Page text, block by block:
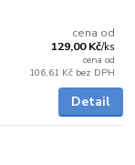
cena od
129,00 Kč/ks
cena od
106,61 Kč bez DPH
Detail